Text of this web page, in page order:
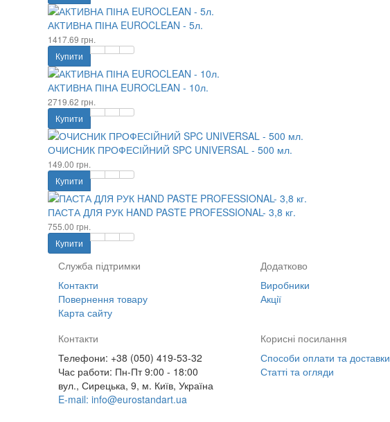
АКТИВНА ПІНА EUROCLEAN - 5л.
1417.69 грн.
Купити
АКТИВНА ПІНА EUROCLEAN - 10л.
2719.62 грн.
Купити
ОЧИСНИК ПРОФЕСІЙНИЙ SPC UNIVERSAL - 500 мл.
149.00 грн.
Купити
ПАСТА ДЛЯ РУК HAND PASTE PROFESSIONAL- 3,8 кг.
755.00 грн.
Купити
Служба підтримки
Контакти
Повернення товару
Карта сайту
Додатково
Виробники
Акції
Контакти
Телефони: +38 (050) 419-53-32
Час работи: Пн-Пт 9:00 - 18:00
вул., Сирецька, 9, м. Київ, Україна
E-mail: info@eurostandart.ua
Корисні посилання
Способи оплати та доставки
Статті та огляди